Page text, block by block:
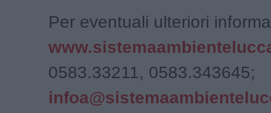
Per eventuali ulteriori
0583.33211, 0583.343645;